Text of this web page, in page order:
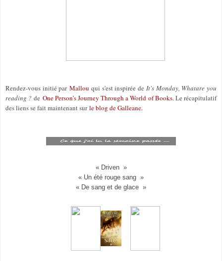
Rendez-vous initié par Mallou qui s'est inspirée de It's Monday, Whatare you
reading ? de One Person’s Journey Through a World of Books. Le récapitulatif
des liens se fait maintenant surle blog de Galleane.
« Driven »
« Un été rouge sang »
« De sang et de glace »